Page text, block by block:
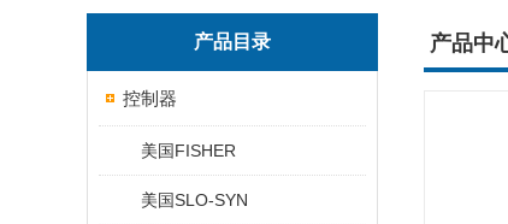
产品目录
控制器
美国FISHER
美国SLO-SYN
产品中